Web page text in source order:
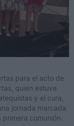
para el acto de
quien estuve
y el cura,
jornada marcada
comunión.